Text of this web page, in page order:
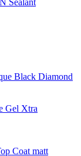
Black Diamond
Gel Xtra
Coat matt